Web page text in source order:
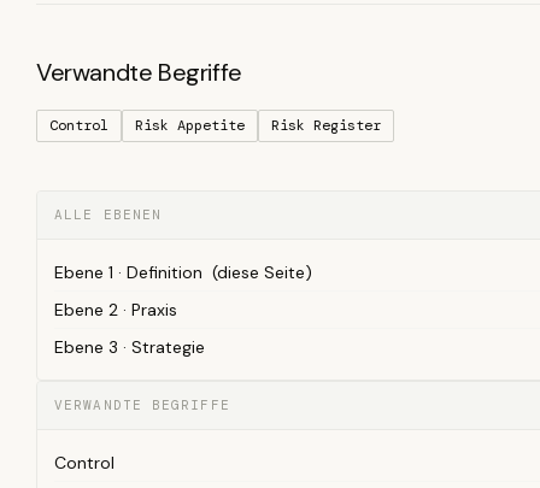
Verwandte Begriffe
Control Risk Appetite Risk Register
ALLE EBENEN
Ebene 1 · Definition (diese Seite)
Ebene 2 · Praxis
Ebene 3 · Strategie
VERWANDTE BEGRIFFE
Control